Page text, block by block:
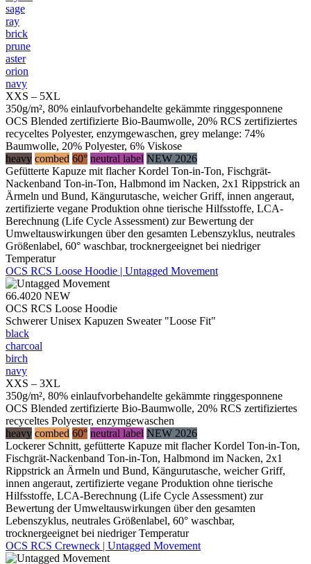
sage
ray
brick
prune
aster
orion
navy
XXS – 5XL
350g/m², 80% einlaufvorbehandelte gekämmte ringgesponnene
OCS Blended zertifizierte Bio-Baumwolle, 20% RCS zertifiziertes
recyceltes Polyester, enzymgewaschen, grey melange: 74%
Baumwolle, 20% Polyester, 6% Viskose
heavy combed 60° neutral label NEW 2026
Gefütterte Kapuze mit flacher Kordel Ton-in-Ton, Fischgrät-
Nackenband Ton-in-Ton, Halbmond im Nacken, 2x1 Rippstrick an
Ärmeln und Bund, Kängurutasche, weicher Griff, innen angeraut,
zertifizierte vegane Produktion ohne tierische Hilfsstoffe, LCA-
Berechnung (Life Cycle Assessment) zur Bewertung der
Umweltauswirkungen über den gesamten Lebenszyklus, neutrales
Größenlabel, 60° waschbar, trocknergeeignet bei niedriger
Temperatur
OCS RCS Loose Hoodie | Untagged Movement
66.4020 NEW
OCS RCS Loose Hoodie
Schwerer Unisex Kapuzen Sweater "Loose Fit"
black
charcoal
birch
navy
XXS – 3XL
350g/m², 80% einlaufvorbehandelte gekämmte ringgesponnene
OCS Blended zertifizierte Bio-Baumwolle, 20% RCS zertifiziertes
recyceltes Polyester, enzymgewaschen
heavy combed 60° neutral label NEW 2026
Lockerer Schnitt, gefütterte Kapuze mit flacher Kordel Ton-in-Ton,
Fischgrät-Nackenband Ton-in-Ton, Halbmond im Nacken, 2x1
Rippstrick an Ärmeln und Bund, Kängurutasche, weicher Griff,
innen angeraut, zertifizierte vegane Produktion ohne tierische
Hilfsstoffe, LCA-Berechnung (Life Cycle Assessment) zur
Bewertung der Umweltauswirkungen über den gesamten
Lebenszyklus, neutrales Größenlabel, 60° waschbar,
trocknergeeignet bei niedriger Temperatur
OCS RCS Crewneck | Untagged Movement